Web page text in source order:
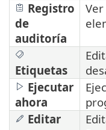
Registro
de
auditoría
Etiquetas
Ejecutar
ahora
Editar